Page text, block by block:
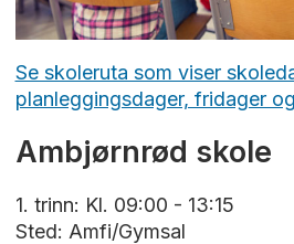
Se skoleruta som viser
planleggingsdager, fridager
Ambjørnrød skole
1. trinn: Kl. 09:00 - 13:15
Sted: Amfi/Gymsal